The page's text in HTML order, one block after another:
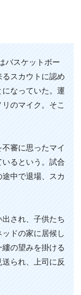
バスケットボー
スカウトに認め
なっていた。運
のマイク。そこ
審に思ったマイ
るという。試合
中で退場、スカ
され、子供たち
ドの家に居候し
の望みを掛ける
られ、上司に反